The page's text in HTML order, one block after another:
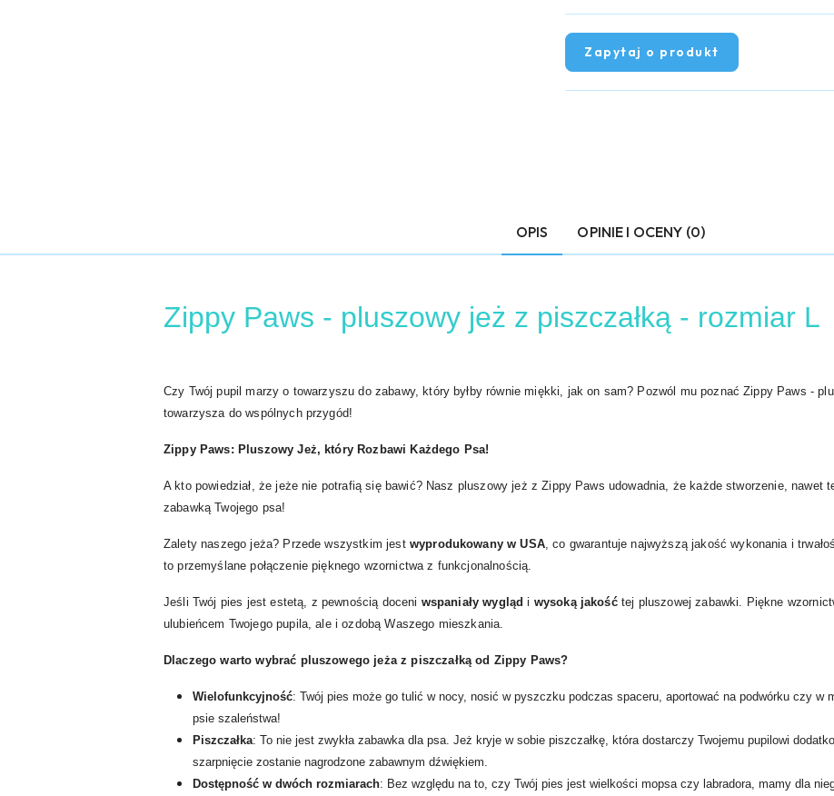
Zapytaj o produkt
OPIS OPINIE I OCENY (0)
Zippy Paws - pluszowy jeż z piszczałką - rozmiar L
Czy Twój pupil marzy o towarzyszu do zabawy, który byłby równie miękki, jak on sam? Pozwól mu poznać Zippy Paws -
towarzysza do wspólnych przygód!
Zippy Paws: Pluszowy Jeż, który Rozbawi Każdego Psa!
A kto powiedział, że jeże nie potrafią się bawić? Nasz pluszowy jeż z Zippy Paws udowadnia, że każde stworzenie, nawet
zabawką Twojego psa!
Zalety naszego jeża? Przede wszystkim jest wyprodukowany w USA, co gwarantuje najwyższą jakość wykonania i
to przemyślane połączenie pięknego wzornictwa z funkcjonalnością.
Jeśli Twój pies jest estetą, z pewnością doceni wspaniały wygląd i wysoką jakośćtej pluszowej zabawki. Piękne
ulubieńcem Twojego pupila, ale i ozdobą Waszego mieszkania.
Dlaczego warto wybrać pluszowego jeża z piszczałką od Zippy Paws?
Wielofunkcyjność: Twój pies może go tulić w nocy, nosić w pyszczku podczas spaceru, aportować na podwórku czy
psie szaleństwa!
Piszczałka: To nie jest zwykła zabawka dla psa. Jeż kryje w sobie piszczałkę, która dostarczy Twojemu pupilowi
szarpnięcie zostanie nagrodzone zabawnym dźwiękiem.
Dostępność w dwóch rozmiarach: Bez względu na to, czy Twój pies jest wielkości mopsa czy labradora, mamy dla